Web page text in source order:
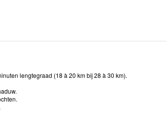
lengtegraad (18 à 20 km bij 28 à 30 km).